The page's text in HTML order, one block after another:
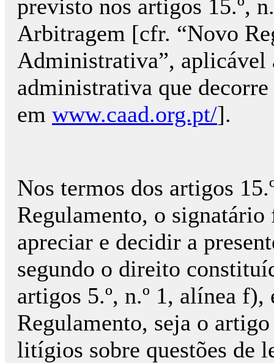
previsto nos artigos 15.º,
Arbitragem [cfr. “Novo
Administrativa”, aplicável
administrativa que
em www.caad.org.pt/].
Nos termos dos artigos
Regulamento, o
apreciar e decidir a
segundo o direito
artigos 5.º, n.º 1, alínea f),
Regulamento, seja o
litígios sobre questões de